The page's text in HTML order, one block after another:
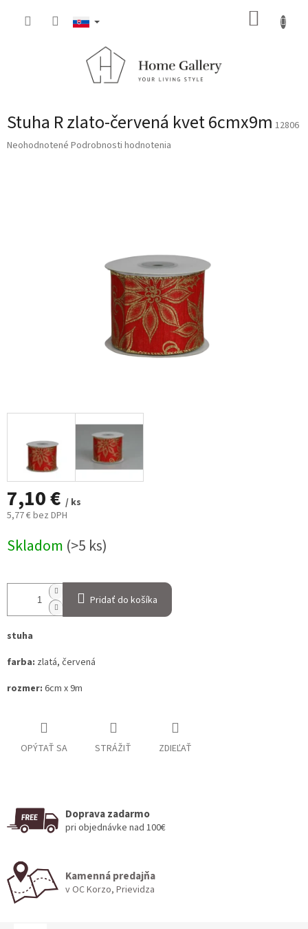
Stuha R zlato-červená kvet 6cmx9m 12806
Priemerné
Neohodnotené Podrobnosti hodnotenia
7,10 € / ks
5,77 € bez DPH
cena:
Skladom (>5 ks)
Pridať do košíka
stuha
farba: zlatá, červená
rozmer: 6cm x 9m
OPÝTAŤ SA STRÁŽIŤ ZDIEĽAŤ
Doprava zadarmo
pri objednávke nad 100€
Kamenná predajňa
v OC Korzo, Prievidza